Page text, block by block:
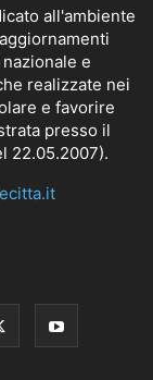
all'ambiente
e
realizzate nei
e favorire
presso il
22.05.2007).